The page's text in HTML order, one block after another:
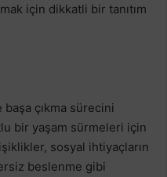
için dikkatli bir tanıtım
başa çıkma sürecini
bir yaşam sürmeleri için
sosyal ihtiyaçların
beslenme gibi